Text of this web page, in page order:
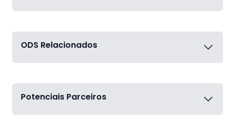
ODS Relacionados
Potenciais Parceiros